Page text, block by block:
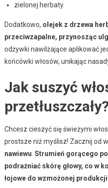
zielonej herbaty.
Dodatkowo, olejek z drzewa
przeciwzapalne, przynosząc
odżywki nawilżające aplikować
końcówki włosów, unikając
Jak suszyć
Chcesz cieszyć się świeżymi
prostsze niż myślisz! Zacznij od
nawiewu Strumień gorącego
podrażniać skórę głowy, co w
łojowe do wzmożonej